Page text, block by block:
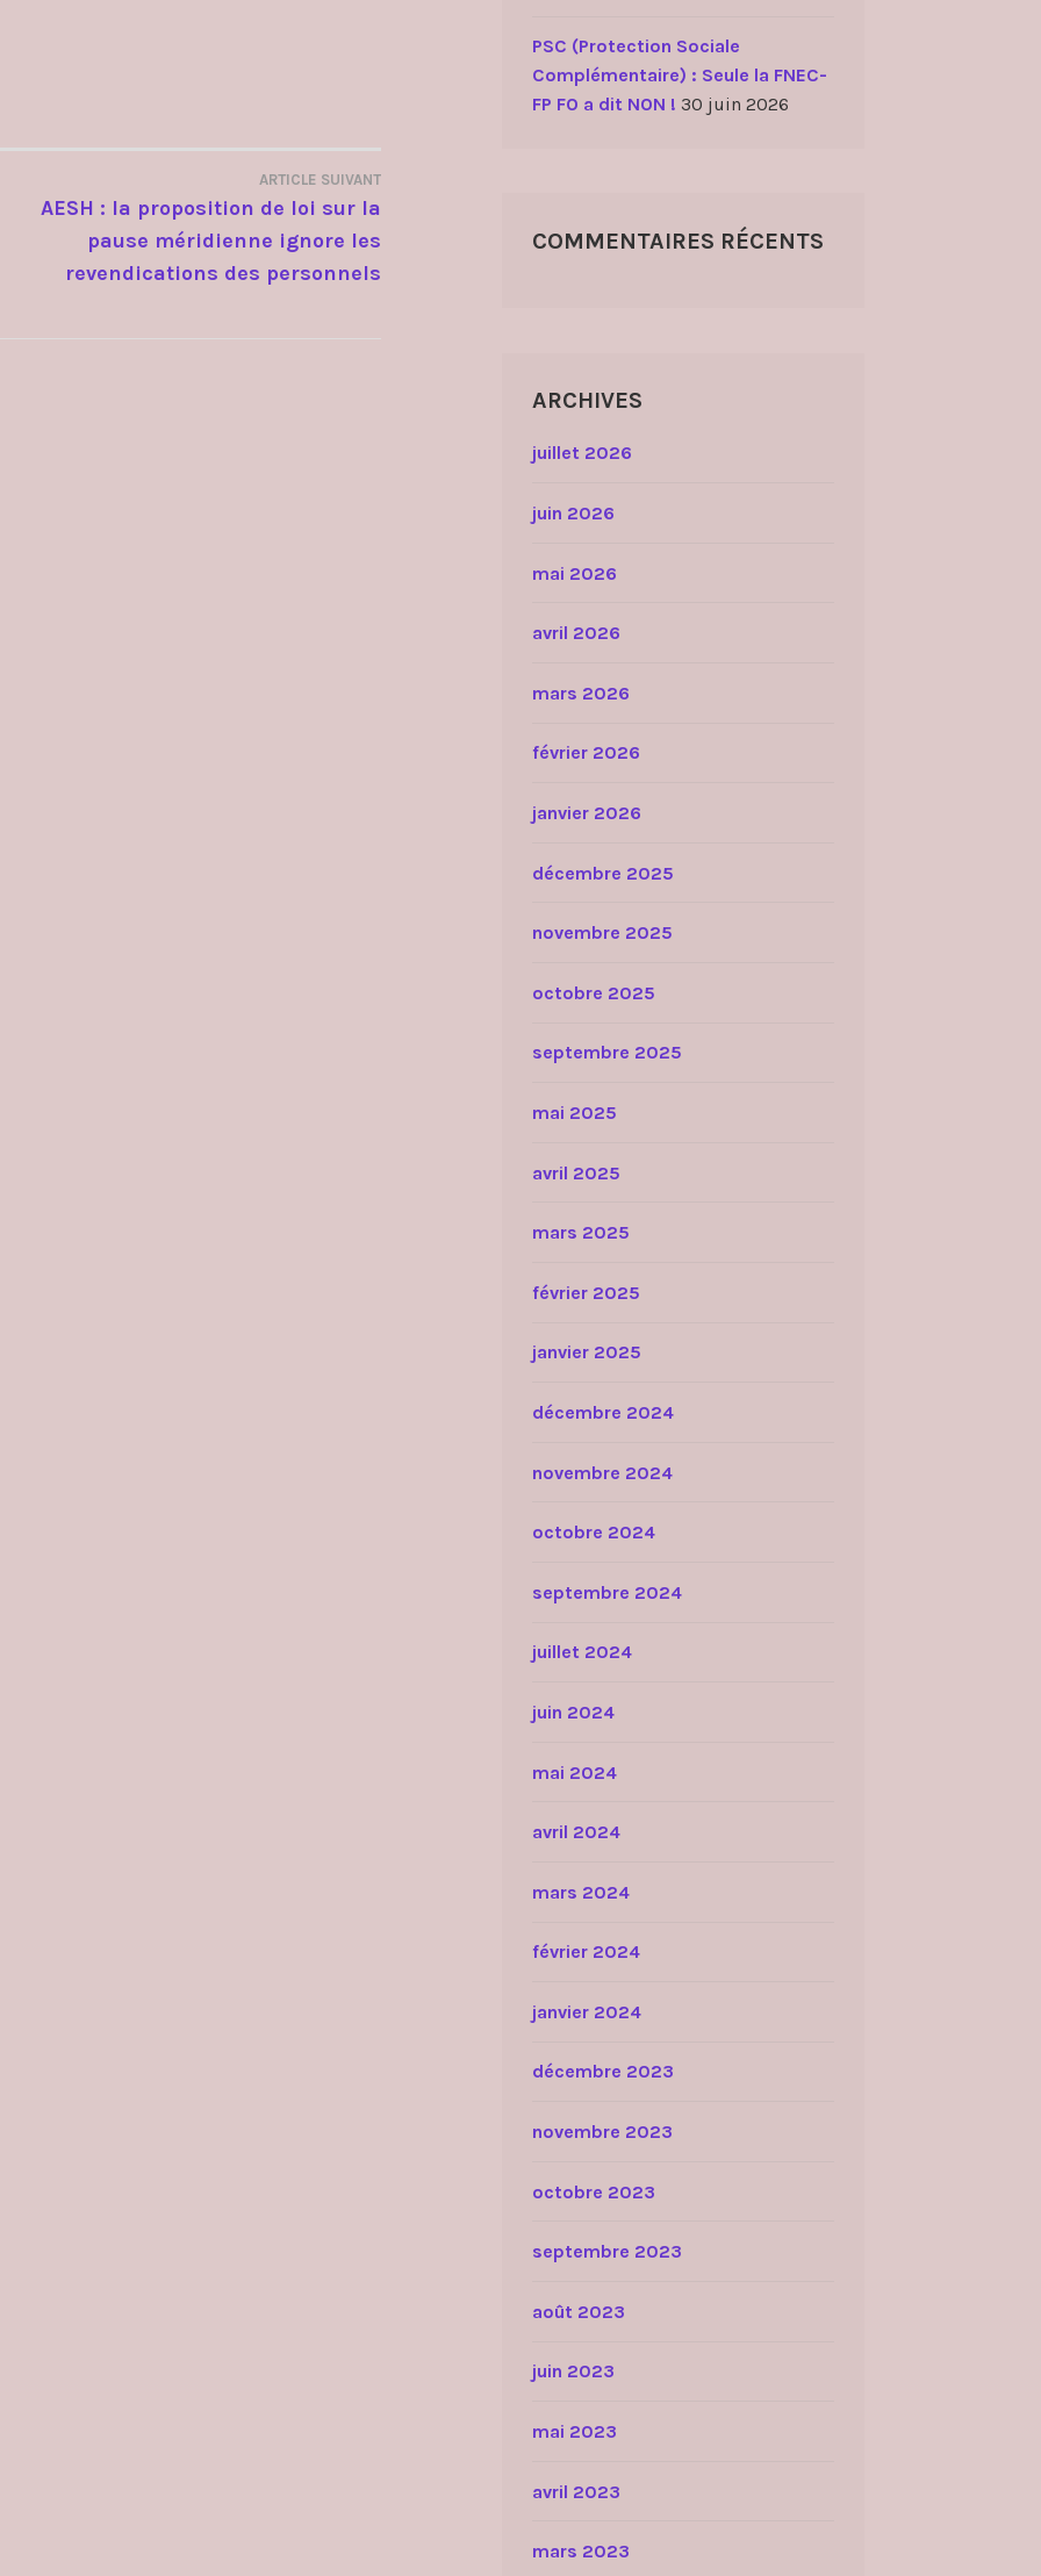
ARTICLE SUIVANT
AESH : la proposition de loi sur la
pause méridienne ignore les
revendications des personnels
PSC (Protection Sociale
Complémentaire) : Seule la FNEC-
FP FO a dit NON ! 30 juin 2026
COMMENTAIRES RÉCENTS
ARCHIVES
juillet 2026
juin 2026
mai 2026
avril 2026
mars 2026
février 2026
janvier 2026
décembre 2025
novembre 2025
octobre 2025
septembre 2025
mai 2025
avril 2025
mars 2025
février 2025
janvier 2025
décembre 2024
novembre 2024
octobre 2024
septembre 2024
juillet 2024
juin 2024
mai 2024
avril 2024
mars 2024
février 2024
janvier 2024
décembre 2023
novembre 2023
octobre 2023
septembre 2023
août 2023
juin 2023
mai 2023
avril 2023
mars 2023